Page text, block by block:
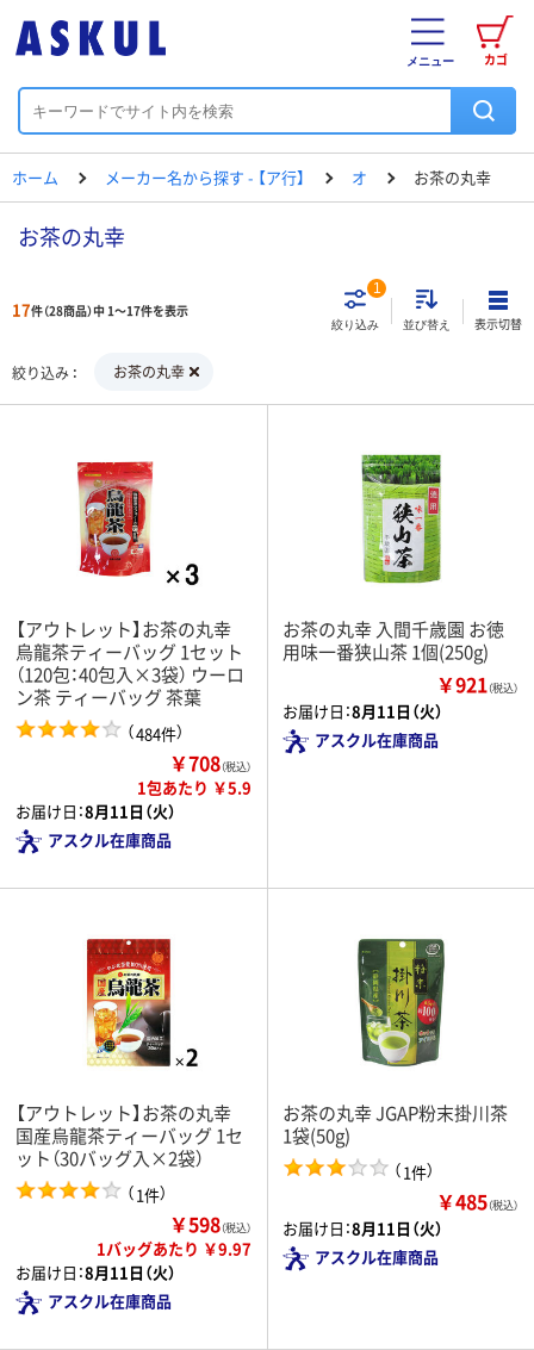
カゴ
メニュー
ホーム メーカー名から探す - 【ア行】 オ お茶の丸幸
お茶の丸幸
17件（28商品）中 1～17件を表示
絞り込み
1
並び替え 表示切替
絞り込み お茶の丸幸
【アウトレット】お茶の丸幸
烏龍茶ティーバッグ 1セット
（120包：40包入×3袋） ウーロ
ン茶 ティーバッグ 茶葉
（484件）
￥708（税込）
1包あたり ￥5.9
お届け日：8月11日（火）
アスクル在庫商品
お茶の丸幸 入間千歳園 お徳
用味一番狭山茶 1個(250g)
￥921（税込）
お届け日：8月11日（火）
アスクル在庫商品
【アウトレット】お茶の丸幸
国産烏龍茶ティーバッグ 1セ
ット（30バッグ入×2袋）
（1件）
￥598（税込）
1バッグあたり ￥9.97
お届け日：8月11日（火）
アスクル在庫商品
お茶の丸幸 JGAP粉末掛川茶
1袋(50g)
（1件）
￥485（税込）
お届け日：8月11日（火）
アスクル在庫商品